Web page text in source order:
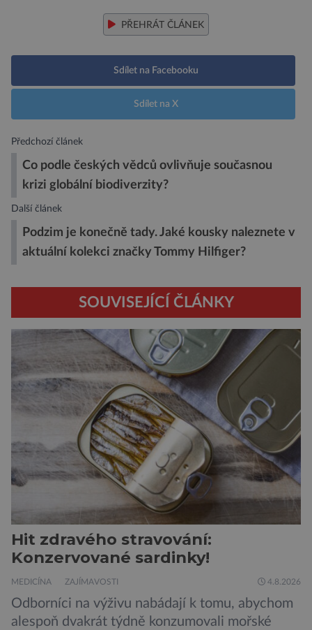
PŘEHRÁT ČLÁNEK
Sdílet na Facebooku
Sdílet na X
Předchozí článek
Co podle českých vědců ovlivňuje současnou
krizi globální biodiverzity?
Další článek
Podzim je konečně tady. Jaké kousky naleznete v
aktuální kolekci značky Tommy Hilfiger?
SOUVISEJÍCÍ ČLÁNKY
Hit zdravého stravování:
Konzervované sardinky!
MEDICÍNA ZAJÍMAVOSTI 4.8.2026
Odborníci na výživu nabádají k tomu, abychom
alespoň dvakrát týdně konzumovali mořské